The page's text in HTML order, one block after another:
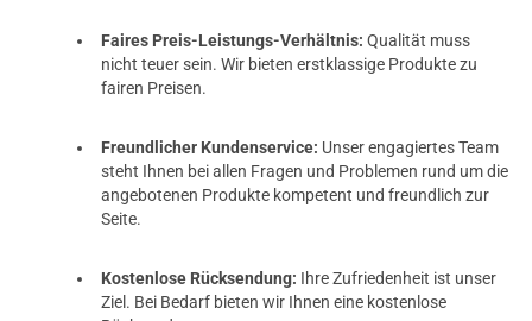
Faires Preis-Leistungs-Verhältnis: Qualität muss
nicht teuer sein. Wir bieten erstklassige Produkte zu
fairen Preisen.
Freundlicher Kundenservice: Unser engagiertes Team
steht Ihnen bei allen Fragen und Problemen rund um die
angebotenen Produkte kompetent und freundlich zur
Seite.
Kostenlose Rücksendung: Ihre Zufriedenheit ist unser
Ziel. Bei Bedarf bieten wir Ihnen eine kostenlose